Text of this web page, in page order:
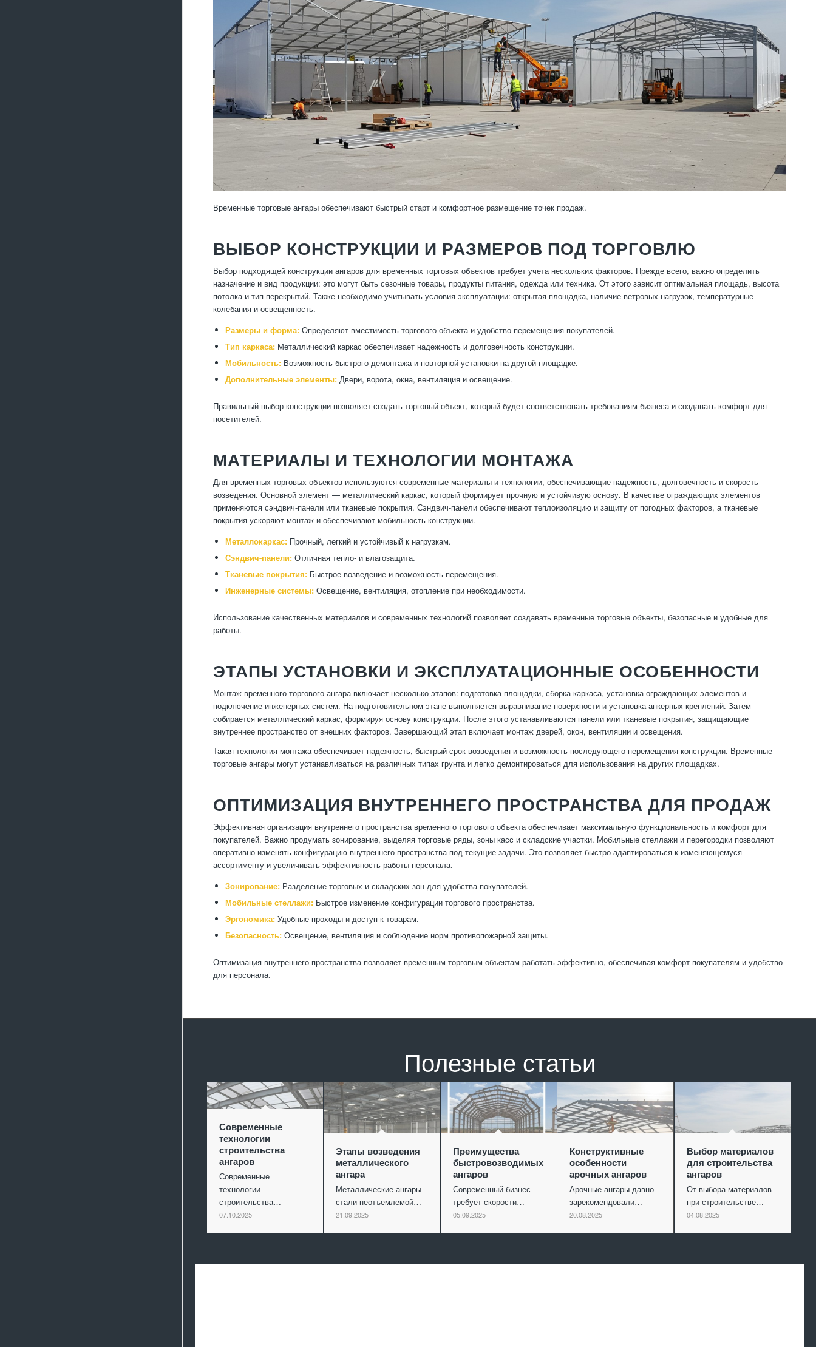
Временные торговые ангары обеспечивают быстрый старт и комфортное размещение точек продаж.
ВЫБОР КОНСТРУКЦИИ И РАЗМЕРОВ ПОД ТОРГОВЛЮ
Выбор подходящей конструкции ангаров для временных торговых объектов требует учета нескольких факторов. Прежде всего, важно определить
назначение и вид продукции: это могут быть сезонные товары, продукты питания, одежда или техника. От этого зависит оптимальная площадь, высота
потолка и тип перекрытий. Также необходимо учитывать условия эксплуатации: открытая площадка, наличие ветровых нагрузок, температурные
колебания и освещенность.
Размеры и форма: Определяют вместимость торгового объекта и удобство перемещения покупателей.
Тип каркаса: Металлический каркас обеспечивает надежность и долговечность конструкции.
Мобильность: Возможность быстрого демонтажа и повторной установки на другой площадке.
Дополнительные элементы: Двери, ворота, окна, вентиляция и освещение.
Правильный выбор конструкции позволяет создать торговый объект, который будет соответствовать требованиям бизнеса и создавать комфорт для
посетителей.
МАТЕРИАЛЫ И ТЕХНОЛОГИИ МОНТАЖА
Для временных торговых объектов используются современные материалы и технологии, обеспечивающие надежность, долговечность и скорость
возведения. Основной элемент — металлический каркас, который формирует прочную и устойчивую основу. В качестве ограждающих элементов
применяются сэндвич-панели или тканевые покрытия. Сэндвич-панели обеспечивают теплоизоляцию и защиту от погодных факторов, а тканевые
покрытия ускоряют монтаж и обеспечивают мобильность конструкции.
Металлокаркас: Прочный, легкий и устойчивый к нагрузкам.
Сэндвич-панели: Отличная тепло- и влагозащита.
Тканевые покрытия: Быстрое возведение и возможность перемещения.
Инженерные системы: Освещение, вентиляция, отопление при необходимости.
Использование качественных материалов и современных технологий позволяет создавать временные торговые объекты, безопасные и удобные для
работы.
ЭТАПЫ УСТАНОВКИ И ЭКСПЛУАТАЦИОННЫЕ ОСОБЕННОСТИ
Монтаж временного торгового ангара включает несколько этапов: подготовка площадки, сборка каркаса, установка ограждающих элементов и
подключение инженерных систем. На подготовительном этапе выполняется выравнивание поверхности и установка анкерных креплений. Затем
собирается металлический каркас, формируя основу конструкции. После этого устанавливаются панели или тканевые покрытия, защищающие
внутреннее пространство от внешних факторов. Завершающий этап включает монтаж дверей, окон, вентиляции и освещения.
Такая технология монтажа обеспечивает надежность, быстрый срок возведения и возможность последующего перемещения конструкции. Временные
торговые ангары могут устанавливаться на различных типах грунта и легко демонтироваться для использования на других площадках.
ОПТИМИЗАЦИЯ ВНУТРЕННЕГО ПРОСТРАНСТВА ДЛЯ ПРОДАЖ
Эффективная организация внутреннего пространства временного торгового объекта обеспечивает максимальную функциональность и комфорт для
покупателей. Важно продумать зонирование, выделяя торговые ряды, зоны касс и складские участки. Мобильные стеллажи и перегородки позволяют
оперативно изменять конфигурацию внутреннего пространства под текущие задачи. Это позволяет быстро адаптироваться к изменяющемуся
ассортименту и увеличивать эффективность работы персонала.
Зонирование: Разделение торговых и складских зон для удобства покупателей.
Мобильные стеллажи: Быстрое изменение конфигурации торгового пространства.
Эргономика: Удобные проходы и доступ к товарам.
Безопасность: Освещение, вентиляция и соблюдение норм противопожарной защиты.
Оптимизация внутреннего пространства позволяет временным торговым объектам работать эффективно, обеспечивая комфорт покупателям и удобство
для персонала.
Полезные статьи
Современные
технологии
строительства
ангаров
Современные
технологии
строительства…
07.10.2025
Этапы возведения
металлического
ангара
Металлические ангары
стали неотъемлемой…
21.09.2025
Преимущества
быстровозводимых
ангаров
Современный бизнес
требует скорости…
05.09.2025
Конструктивные
особенности
арочных ангаров
Арочные ангары давно
зарекомендовали…
20.08.2025
Выбор материалов
для строительства
ангаров
От выбора материалов
при строительстве…
04.08.2025